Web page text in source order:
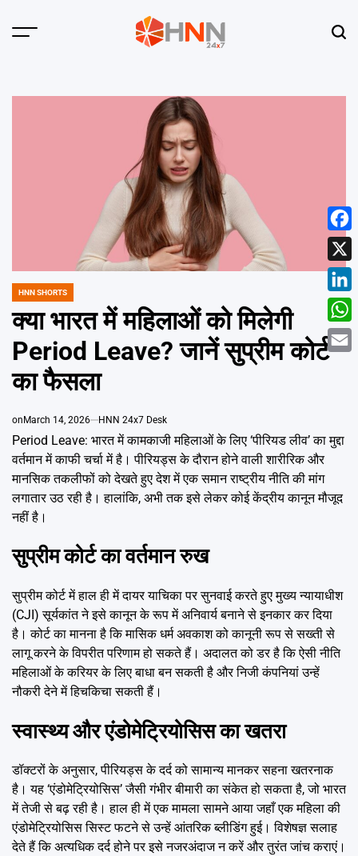
Menu
POSTED
HNN SHORTS
क्या भारत में महिलाओं को मिलेगी
Period Leave? जानें सुप्रीम कोर्ट
का फैसला
onMarch 14, 2026 HNN 24x7 Desk
Period Leave: भारत में कामकाजी महिलाओं के लिए ‘पीरियड लीव’ का मुद्दा
वर्तमान में काफी चर्चा में है। पीरियड्स के दौरान होने वाली शारीरिक और
मानसिक तकलीफों को देखते हुए देश में एक समान राष्ट्रीय नीति की मांग
लगातार उठ रही है। हालांकि, अभी तक इसे लेकर कोई केंद्रीय कानून मौजूद
नहीं है।
सुप्रीम कोर्ट का वर्तमान रुख
सुप्रीम कोर्ट में हाल ही में दायर याचिका पर सुनवाई करते हुए मुख्य न्यायाधीश
(CJI) सूर्यकांत ने इसे कानून के रूप में अनिवार्य बनाने से इनकार कर दिया
है। कोर्ट का मानना है कि मासिक धर्म अवकाश को कानूनी रूप से सख्ती से
लागू करने के विपरीत परिणाम हो सकते हैं। अदालत को डर है कि ऐसी नीति
महिलाओं के करियर के लिए बाधा बन सकती है और निजी कंपनियां उन्हें
नौकरी देने में हिचकिचा सकती हैं।
स्वास्थ्य और एंडोमेट्रियोसिस का खतरा
डॉक्टरों के अनुसार, पीरियड्स के दर्द को सामान्य मानकर सहना खतरनाक
है। यह ‘एंडोमेट्रियोसिस’ जैसी गंभीर बीमारी का संकेत हो सकता है, जो भारत
में तेजी से बढ़ रही है। हाल ही में एक मामला सामने आया जहाँ एक महिला की
एंडोमेट्रियोसिस सिस्ट फटने से उन्हें आंतरिक ब्लीडिंग हुई। विशेषज्ञ सलाह
देते हैं कि अत्यधिक दर्द होने पर इसे नजरअंदाज न करें और तुरंत जांच कराएं।
X